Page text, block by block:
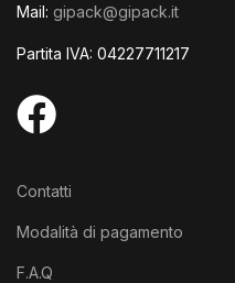
Mail: gipack@gipack.it
Partita IVA: 04227711217
Contatti
Modalità di pagamento
F.A.Q